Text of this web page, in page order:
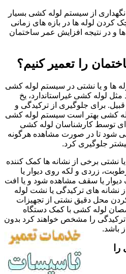
نگهداری از سیستم لوله کشی بسیار
کردن لوله ها در بازه های زمانی
و در نتیجه افزایش عمر ساختمان
را تعمیر کنیم؟
ها و یا نشتی در سیستم لوله کشی
مثل لوله کشی غیراستاندارد، یخ
برای جلوگیری از ترکیدگی و
کشی بهتر است سیستم لوله کشی
توسط کارشناسان لوله کشی
شود تا در صورت مشاهده هرگونه
جلوگیری کرد.
نشتی برخی از نشانه ها کمک کننده
زردی و لکه روی دیوار یا
یا سقف مشاهده شود و یا افت
نشانه های ترکیدگی یا نشت لوله
محل دقیق نشتی از تجهیزات
لوله کشی با کمک دستگاه
را مشخص خواهند کرد بدون
باشد.